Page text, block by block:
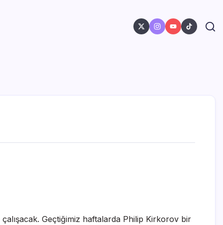
Geçtiğimiz haftalarda Philip Kirkorov bir